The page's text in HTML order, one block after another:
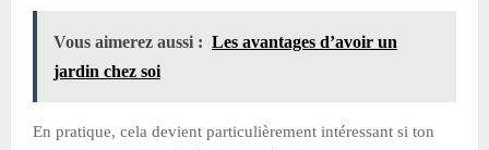
Vous aimerez aussi : Les avantages d’avoir un
jardin chez soi
En pratique, cela devient particulièrement intéressant si ton